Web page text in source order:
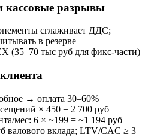
кассовые разрывы
сглаживает ДДС;
в резерве
(35–70 тыс руб для фикс‑части)
→ оплата 30–60%
× 450 = 2 700 руб
мес: 6 × ~199 = ~1 194 руб
валового вклада; LTV/CAC ≥ 3